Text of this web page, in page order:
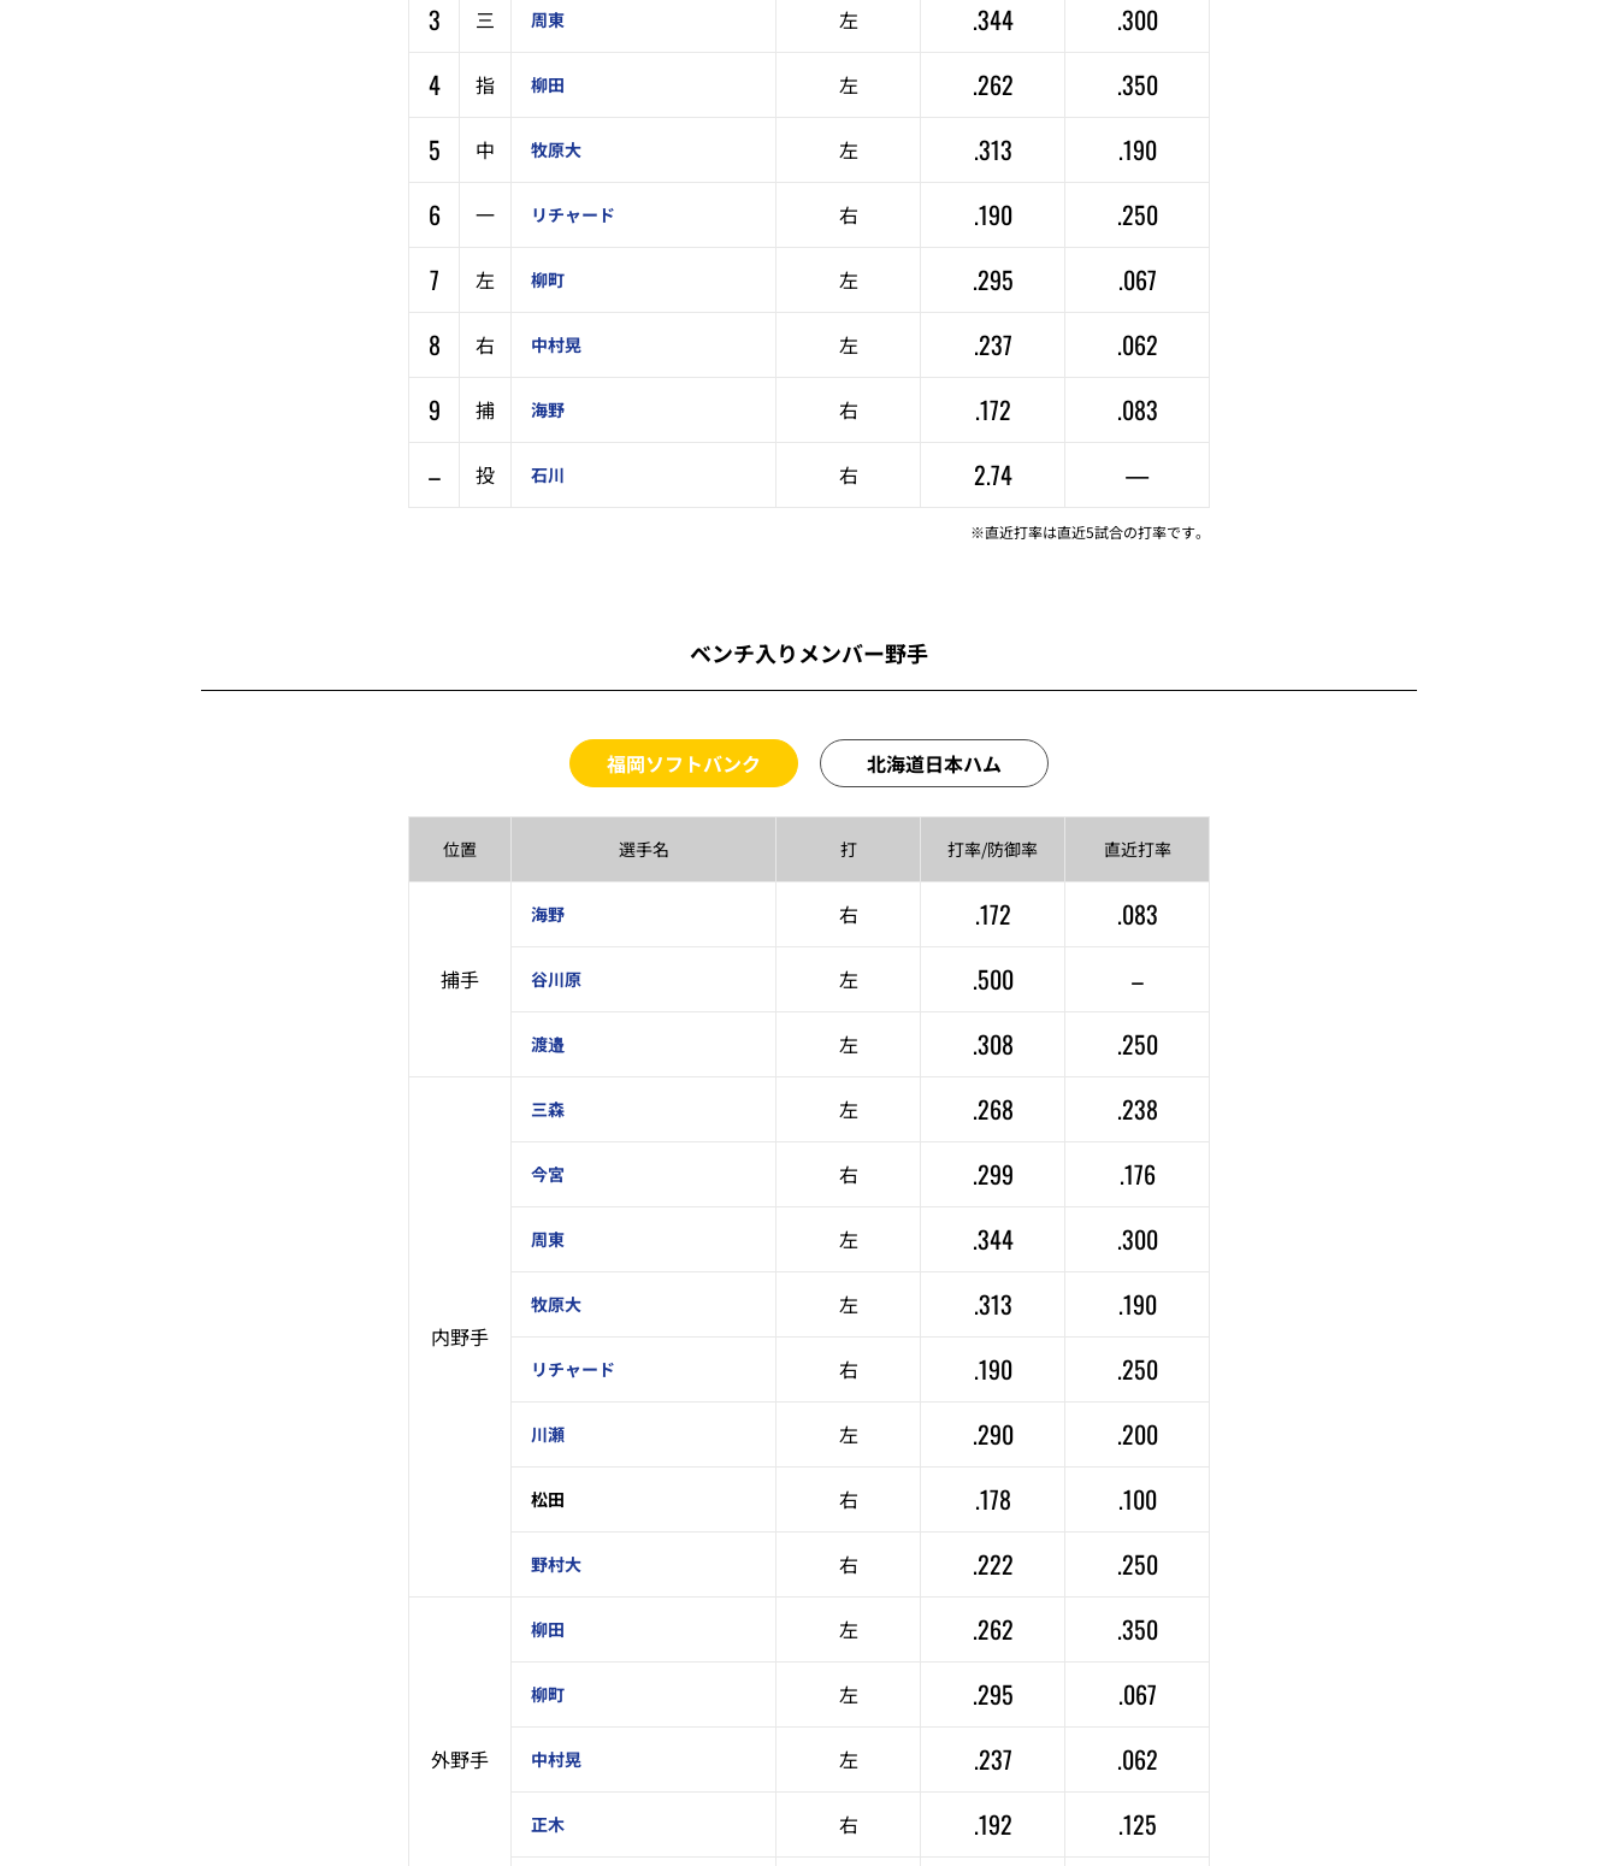
3
三 周東 左 .344
.300
4
指 柳田 左 .262
.350
5
中 牧原大 左 .313
.190
6
一 リチャード 右 .190
.250
7
左 柳町 左 .295
.067
8
右 中村晃 左 .237
.062
9
捕 海野 右 .172
.083
–
投 石川 右 2.74 —
※直近打率は直近5試合の打率です。
ベンチ入りメンバー野手
福岡ソフトバンク 北海道日本ハム
位置 選手名 打 打率/防御率 直近打率
捕手
海野 右 .172 .083
谷川原 左 .500 –
渡邉 左 .308 .250
内野手
三森 左 .268 .238
今宮 右 .299 .176
周東 左 .344 .300
牧原大 左 .313 .190
リチャード 右 .190 .250
川瀬 左 .290 .200
松田 右 .178 .100
野村大 右 .222 .250
外野手
柳田 左 .262 .350
柳町 左 .295 .067
中村晃 左 .237 .062
正木 右 .192 .125